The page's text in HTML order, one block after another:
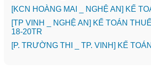
️[KCN HOÀNG MAI _ NGHỆ AN] KẾ
[TP VINH _ NGHỆ AN] KẾ TOÁN
18-20TR
️[P. TRƯỜNG THI _ TP. VINH] KẾ